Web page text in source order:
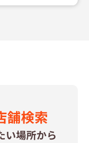
舗検索
い場所から